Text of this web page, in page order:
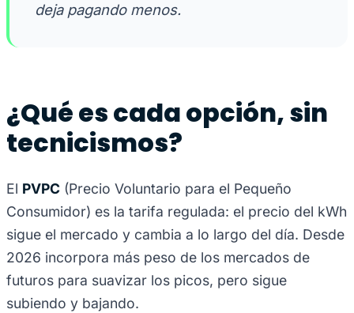
deja pagando menos.
¿Qué es cada opción, sin
tecnicismos?
El PVPC (Precio Voluntario para el Pequeño
Consumidor) es la tarifa regulada: el precio del kWh
sigue el mercado y cambia a lo largo del día. Desde
2026 incorpora más peso de los mercados de
futuros para suavizar los picos, pero sigue
subiendo y bajando.